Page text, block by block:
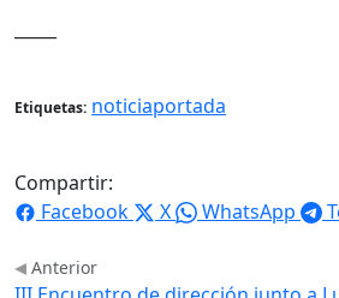
Etiquetas: noticiaportada
Compartir:
Facebook
X WhatsApp
Anterior